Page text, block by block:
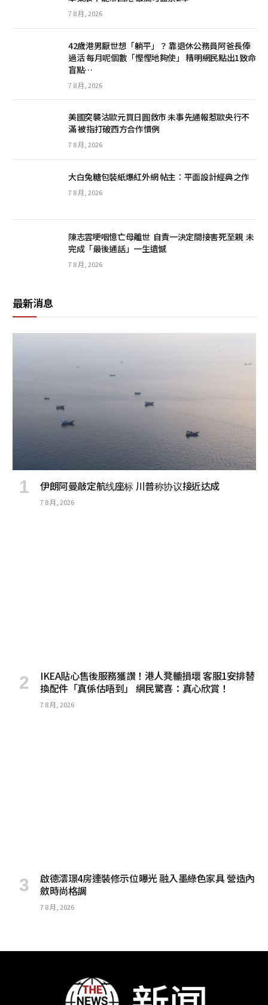
7 8 月, 2026
42歲港男厭世想「躺平」？ 靠退休公務員阿爸長俸
過活 每月呢個數「慳慳地夠使」 精明網民點出1致命
盲點…
7 8 月, 2026
美國突襲沽歐元買日圓救市 未事先通報惹歐央行不
滿 被指打破西方合作慣例
7 8 月, 2026
大白兔糖包裝紙爆紅外網 帖主：平面設計經典之作
7 8 月, 2026
陳志雲哽咽憶亡母離世 自責一決定間接害死至親 未
完成「最後通話」一生遺憾
7 8 月, 2026
最新消息
伊朗阿曼敲定航线座标 川普称协议接近达成
7 8 月, 2026
IKEA貼心售後服務獲讚！港人凳轆損壞 客服1安排替
換配件「真係估唔到」 網民驚喜：真心欣賞！
7 8 月, 2026
啟德澐璟4房連裝修示位曝光 融入墨綠色家具 營造內
斂時尚格調
7 8 月, 2026